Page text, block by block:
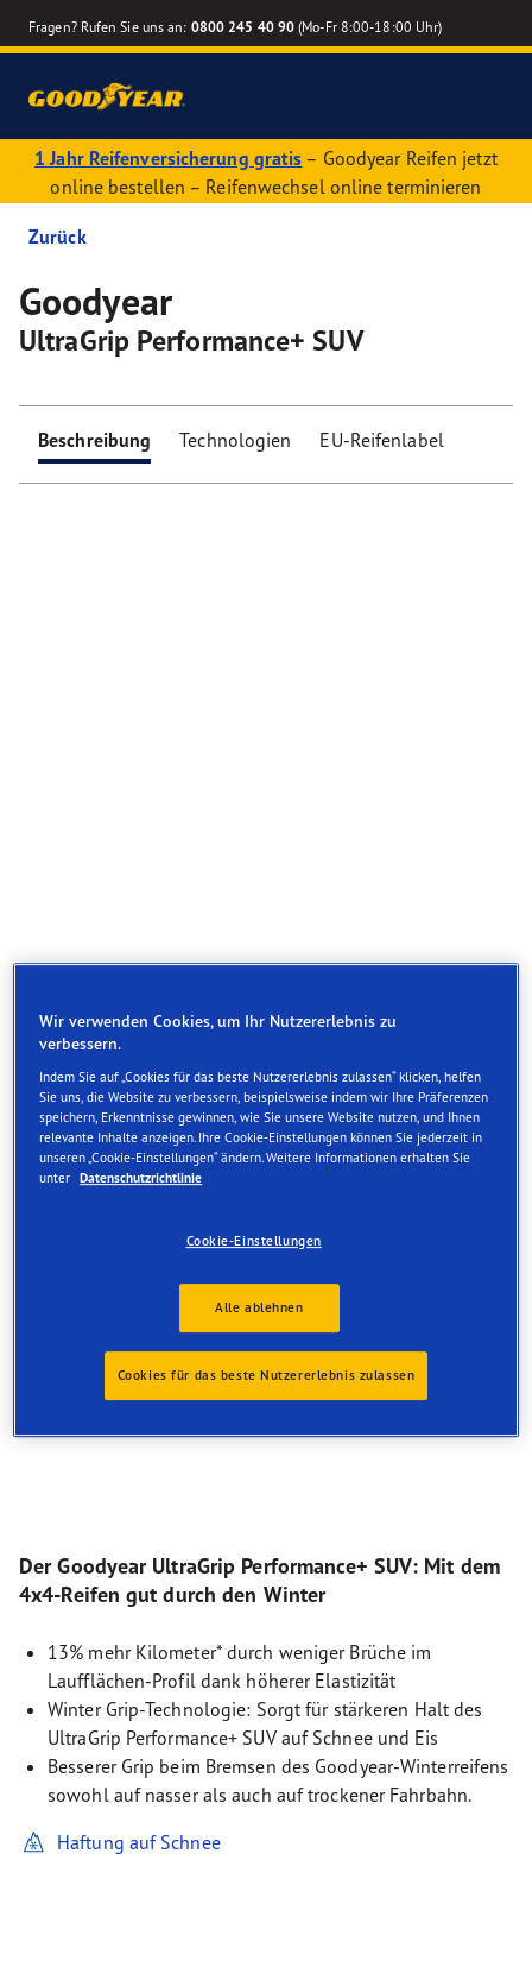
Fragen? Rufen Sie uns an: 0800 245 40 90 (Mo-Fr 8:00-18:00 Uhr)
1 Jahr Reifenversicherung gratis – Goodyear Reifen jetzt
online bestellen – Reifenwechsel online terminieren
Zurück
Goodyear
UltraGrip Performance+ SUV
Beschreibung Technologien EU-Reifenlabel
Der Goodyear UltraGrip Performance+ SUV: Mit dem
4x4-Reifen gut durch den Winter
13% mehr Kilometer* durch weniger Brüche im
Laufflächen-Profil dank höherer Elastizität
Winter Grip-Technologie: Sorgt für stärkeren Halt des
UltraGrip Performance+ SUV auf Schnee und Eis
Besserer Grip beim Bremsen des Goodyear-Winterreifens
sowohl auf nasser als auch auf trockener Fahrbahn.
Haftung auf Schnee
Wir verwenden Cookies, um Ihr Nutzererlebnis zu
verbessern.
Indem Sie auf „Cookies für das beste Nutzererlebnis zulassen“ klicken, helfen
Sie uns, die Website zu verbessern, beispielsweise indem wir Ihre Präferenzen
speichern, Erkenntnisse gewinnen, wie Sie unsere Website nutzen, und Ihnen
relevante Inhalte anzeigen. Ihre Cookie-Einstellungen können Sie jederzeit in
unseren „Cookie-Einstellungen“ ändern. Weitere Informationen erhalten Sie
unter Datenschutzrichtlinie
Cookie-Einstellungen
Alle ablehnen
Cookies für das beste Nutzererlebnis zulassen